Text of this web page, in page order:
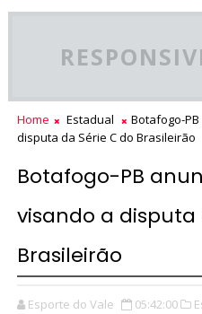
Home Estadual
Botafogo-
disputa da Série C do Brasileirão
Botafogo-PB
visando a disputa
Brasileirão
Esporte do Vale 05:42:00